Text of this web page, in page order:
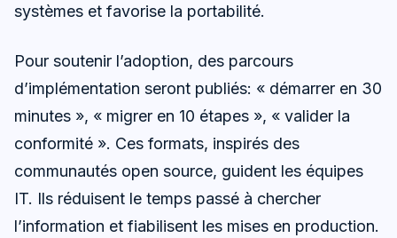
systèmes et favorise la portabilité.
Pour soutenir l’adoption, des parcours
d’implémentation seront publiés: « démarrer en 30
minutes », « migrer en 10 étapes », « valider la
conformité ». Ces formats, inspirés des
communautés open source, guident les équipes
IT. Ils réduisent le temps passé à chercher
l’information et fiabilisent les mises en production.